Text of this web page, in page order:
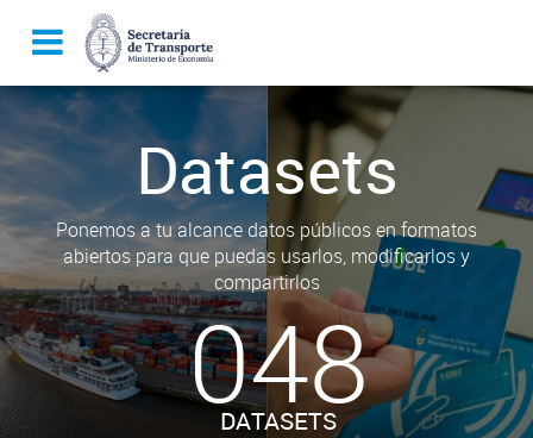
Datasets
Ponemos a tu alcance datos públicos en formatos
abiertos para que puedas usarlos, modificarlos y
compartirlos
048
DATASETS